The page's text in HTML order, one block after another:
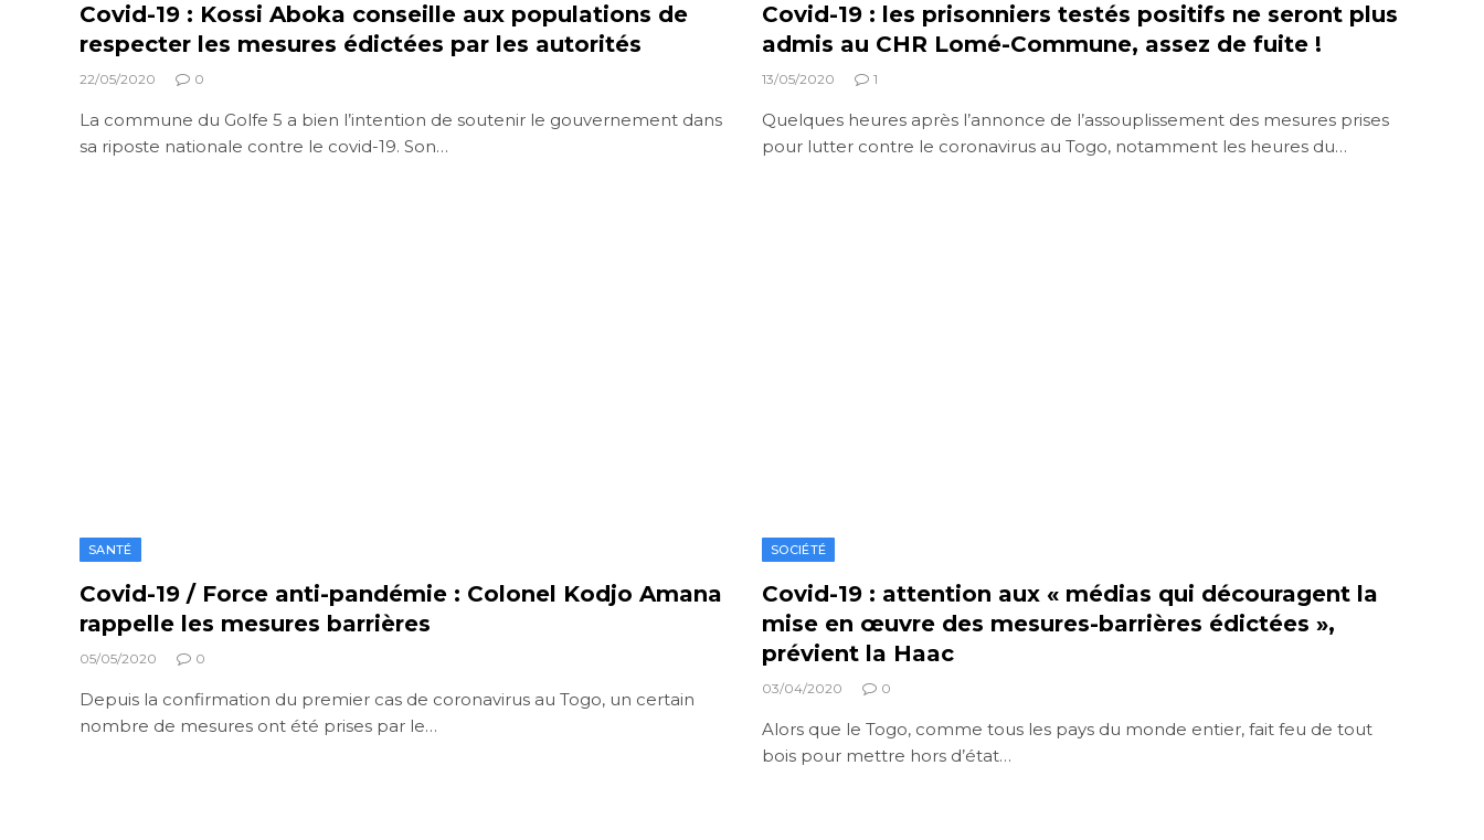
Covid-19 : Kossi Aboka conseille aux populations de
respecter les mesures édictées par les autorités
22/05/2020 0
La commune du Golfe 5 a bien l’intention de soutenir le gouvernement dans
sa riposte nationale contre le covid-19. Son…
Covid-19 : les prisonniers testés positifs ne seront plus
admis au CHR Lomé-Commune, assez de fuite !
13/05/2020 1
Quelques heures après l’annonce de l’assouplissement des mesures prises
pour lutter contre le coronavirus au Togo, notamment les heures du…
SANTÉ
Covid-19 / Force anti-pandémie : Colonel Kodjo Amana
rappelle les mesures barrières
05/05/2020 0
Depuis la confirmation du premier cas de coronavirus au Togo, un certain
nombre de mesures ont été prises par le…
SOCIÉTÉ
Covid-19 : attention aux « médias qui découragent la
mise en œuvre des mesures-barrières édictées »,
prévient la Haac
03/04/2020 0
Alors que le Togo, comme tous les pays du monde entier, fait feu de tout
bois pour mettre hors d’état…